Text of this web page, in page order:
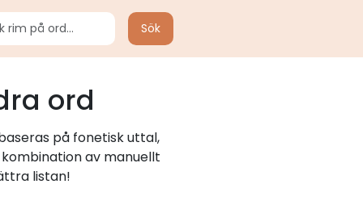
Sök
ord
på fonetisk uttal,
av manuellt
listan!